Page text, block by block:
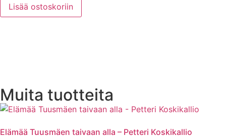
Lisää ostoskoriin
Muita tuotteita
Elämää Tuusmäen taivaan alla – Petteri Koskikallio